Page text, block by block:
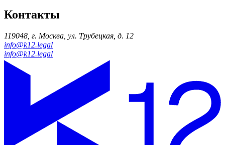
Контакты
119048, г. Москва, ул. Трубецкая, д. 12
info@k12.legal
info@k12.legal